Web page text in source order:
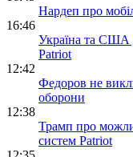
Нардеп про
16:46
Україна та США
Patriot
12:42
Федоров не
оборони
12:38
Трамп про
систем Patriot